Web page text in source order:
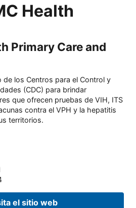
Health
Primary Care and
de los Centros para el Control y
(CDC) para brindar
que ofrecen pruebas de VIH, ITS
contra el VPH y la hepatitis
territorios.
el sitio web